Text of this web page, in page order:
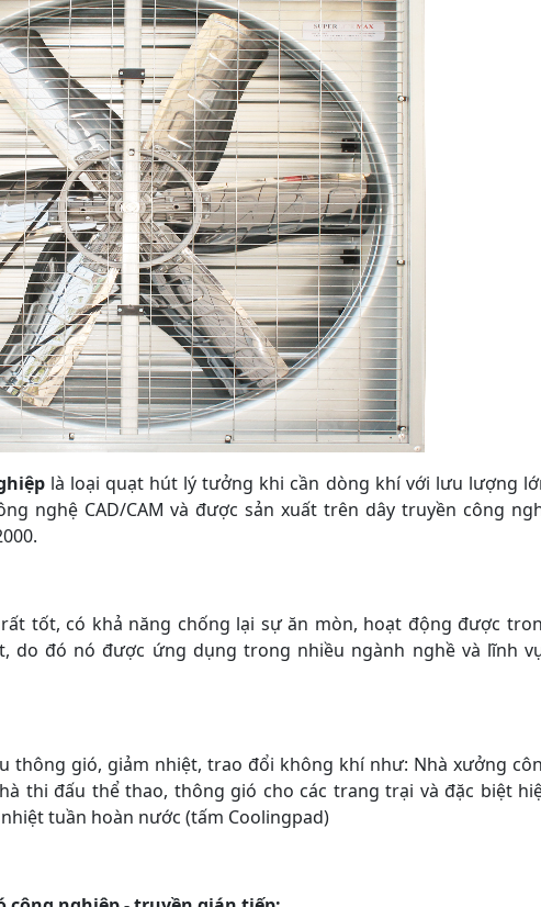
là loại quạt hút lý tưởng khi cần dòng khí với lưu lượng
nghệ CAD/CAM và được sản xuất trên dây truyền công
tốt, có khả năng chống lại sự ăn mòn, hoạt động được
do đó nó được ứng dụng trong nhiều ngành nghề và lĩnh
thông gió, giảm nhiệt, trao đổi không khí như: Nhà xưởng
thi đấu thể thao, thông gió cho các trang trại và đặc biệt
tuần hoàn nước (tấm Coolingpad)